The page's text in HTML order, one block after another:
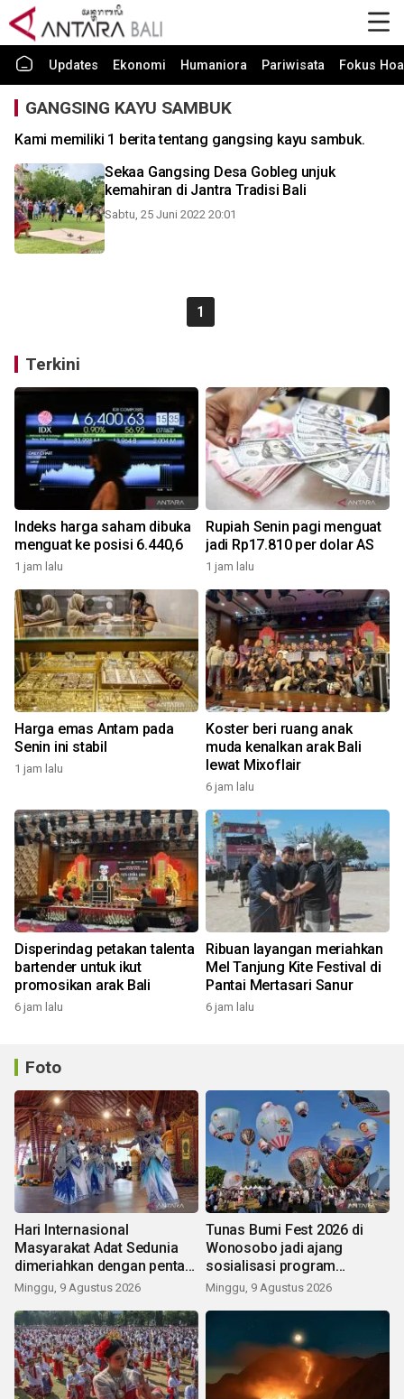
Updates Ekonomi Humaniora Pariwisata Fokus
GANGSING KAYU SAMBUK
Kami memiliki 1 berita tentang gangsing kayu sambuk.
Sekaa Gangsing Desa Gobleg unjuk
kemahiran di Jantra Tradisi Bali
Sabtu, 25 Juni 2022 20:01
1
Terkini
Indeks harga saham dibuka
menguat ke posisi 6.440,6
1 jam lalu
Rupiah Senin pagi menguat
jadi Rp17.810 per dolar AS
1 jam lalu
Harga emas Antam pada
Senin ini stabil
1 jam lalu
Koster beri ruang anak
muda kenalkan arak Bali
lewat Mixoflair
6 jam lalu
Disperindag petakan talenta
bartender untuk ikut
promosikan arak Bali
6 jam lalu
Ribuan layangan meriahkan
Mel Tanjung Kite Festival di
Pantai Mertasari Sanur
6 jam lalu
Foto
Hari Internasional
Masyarakat Adat Sedunia
dimeriahkan dengan pentas
seni budaya Bali
Minggu, 9 Agustus 2026
Tunas Bumi Fest 2026 di
Wonosobo jadi ajang
sosialisasi program
pemerintah lewat balon
Minggu, 9 Agustus 2026